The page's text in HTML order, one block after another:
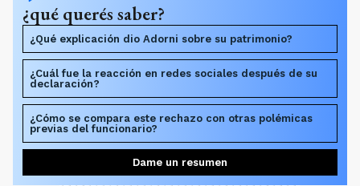
¿qué querés saber?
¿Qué explicación dio Adorni sobre su patrimonio?
¿Cuál fue la reacción en redes sociales después de su
declaración?
¿Cómo se compara este rechazo con otras polémicas
previas del funcionario?
Dame un resumen